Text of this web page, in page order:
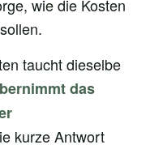
wie die Kosten
taucht dieselbe
das
kurze Antwort